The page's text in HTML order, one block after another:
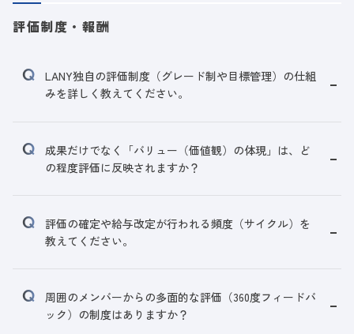
評価制度・報酬
LANY独自の評価制度（グレード制や目標管理）の仕組
みを詳しく教えてください。
成果だけでなく「バリュー（価値観）の体現」は、ど
の程度評価に反映されますか？
評価の確定や給与改定が行われる頻度（サイクル）を
教えてください。
周囲のメンバーからの多面的な評価（360度フィードバ
ック）の制度はありますか？